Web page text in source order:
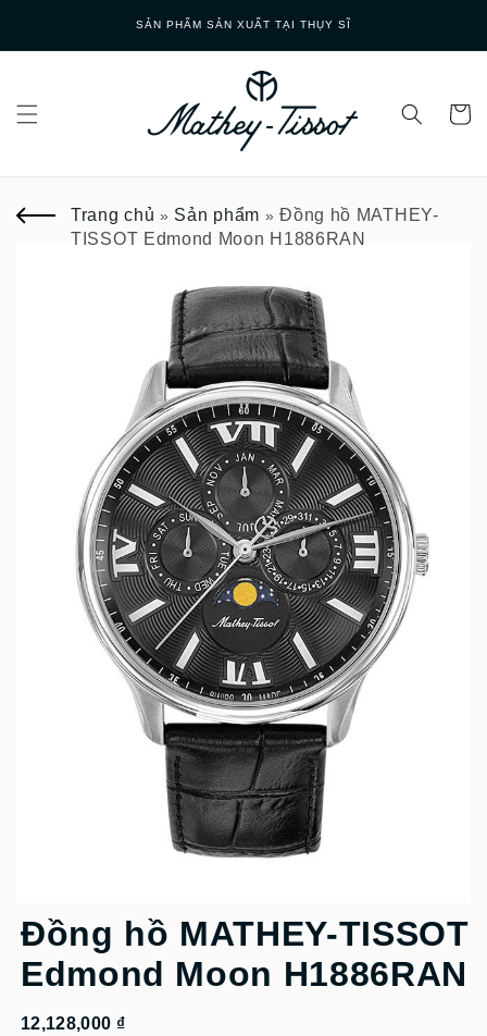
SẢN PHẨM SẢN XUẤT TẠI THỤY SĨ
Trang chủ » Sản phẩm »Đồng hồ MATHEY-
TISSOT Edmond Moon H1886RAN
Đồng hồ MATHEY-TISSOT
Edmond Moon H1886RAN
12,128,000 ₫